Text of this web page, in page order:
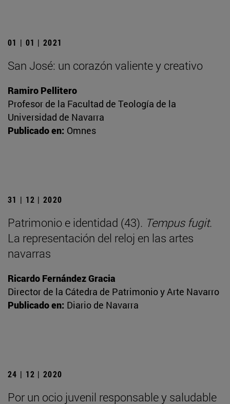
01 | 01 | 2021
San José: un corazón valiente y creativo
Ramiro Pellitero
Profesor de la Facultad de Teología de la
Universidad de Navarra
Publicado en: Omnes
31 | 12 | 2020
Patrimonio e identidad (43). Tempus fugit.
La representación del reloj en las artes
navarras
Ricardo Fernández Gracia
Director de la Cátedra de Patrimonio y Arte Navarro
Publicado en: Diario de Navarra
24 | 12 | 2020
Por un ocio juvenil responsable y saludable